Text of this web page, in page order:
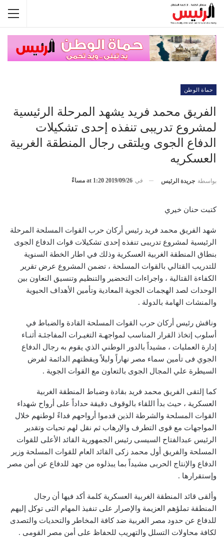
حماة الوطن
الفريق محمد فريد يشهد المرحلة الرئيسية
لمشروع تدريبى تنفذه إحدى تشكيلات
الدفاع الجوى ويلتقى رجال المنطقة الغربية
العسكريه
بواسطة جريدة الرئيس في 2019/09/26 at 1:20 مساءً
كتبت حنان خيري
شهد الفريق محمد فريد رئيس أركان حرب القوات المسلحة المرحلة
الرئيسية لمشروع تدريبى تنفذه إحدى تشكيلات قوات الدفاع الجوى
بنطاق المنطقة الغربية العسكرية وذلك في اطار الخطة السنوية
للتدريب القتالي بالقوات المسلحة ، تضمن المشروع عرض تقرير
الكفاءة القتالية ، واجراءات التحضير والتنظيم وتنسيق التعاون بين
الوحدات لصد الهجمات الجوية المعادية وتأمين الأهداف الحيوية
والمنشات الهامة بالدولة .
وناقش رئيس أركان حرب القوات المسلحة القادة والضباط في
أسلوب إتخاذ القرار المناسب لمواجهـة التغيـرات المفاجئـة أثنـاء
إدارة العمليات ، مشيداً بالدور الوطني الذي يقوم به رجال الدفاع
الجوي فى تأمين سماء مصر نهاراً وليلاً ويقظتهم الدائمة لفرض
السيطرة علي المجال الجوى بالتعاون مع القوات الجوية .
كما إلتقى الفريق محمد فريد بقادة وضباط المنطقة الغربية
العسكرية ، حيث بدأ اللقاء بالوقوف دقيقة حداداً على أرواح شهداء
القوات المسلحة والشرطة الذين قدموا أرواحهم فداءً لوطنهم خلال
المواجهات مع قوى التطرف والإرهاب ثم نقل لهم تحيات وتقدير
الرئيس عبدالفتاح السيسى رئيس الجمهورية القائد الأعلى للقوات
المسلحة والفريق أول محمد زكى القائد العام للقوات المسلحة وزير
الدفاع والإنتاج الحربى مشيداً بما يبذلوه من جهد للدفاع عن أمن مصر
وإستقرارها .
وألقى قائد المنطقة الغربية العسكرية كلمة أكد فيها أن رجال
المنطقة تملؤهم العزيمة والإصرار على تنفيذ المهام التى توكل إليهم
للدفاع عن حدود مصر الغربية ضد كافة المخاطر والتحديات والتصدى
لكافة محاولات التسلل والتهريب للحفاظ على أمن مصر القومى .